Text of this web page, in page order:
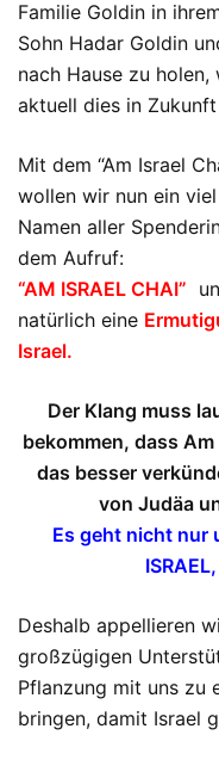
Familie Goldin in
Sohn Hadar Goldin
nach Hause zu
aktuell dies in
Mit dem “Am Israel
wollen wir nun ein
Namen aller
dem Aufruf:
“AM ISRAEL CHAI”
natürlich eine
Israel.
Der Klang muss
bekommen, dass
das besser
von Judäa
Es geht nicht nur
Deshalb appellieren
großzügigen
Pflanzung mit uns zu
bringen, damit Israel